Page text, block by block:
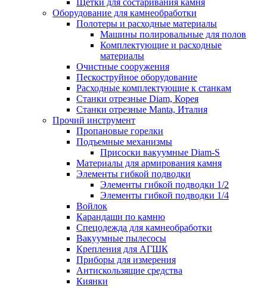
Щетки для состаривания камня
Оборудование для камнеобработки
Полотеры и расходные материалы
Машины полировальные для полов
Комплектующие и расходные
материалы
Очистные сооружения
Пескоструйное оборудование
Расходные комплектующие к станкам
Станки отрезные Diam, Корея
Станки отрезные Manta, Италия
Прочий инструмент
Пропановые горелки
Подъeмные механизмы
Присоски вакуумные Diam-S
Материалы для армирования камня
Элементы гибкой подводки
Элементы гибкой подводки 1/2
Элементы гибкой подводки 1/4
Войлок
Карандаши по камню
Спецодежда для камнеобработки
Вакуумные пылесосы
Крепления для АГШК
Приборы для измерения
Антискользящие средства
Киянки